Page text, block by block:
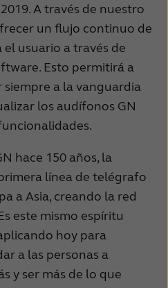
A través de nuestro
un flujo continuo de
usuario a través de
Esto permitirá a
a la vanguardia
los audífonos GN
.
hace 150 años, la
línea de telégrafo
a Asia, creando la red
este mismo espíritu
hoy para
a las personas a
y ser más de lo que